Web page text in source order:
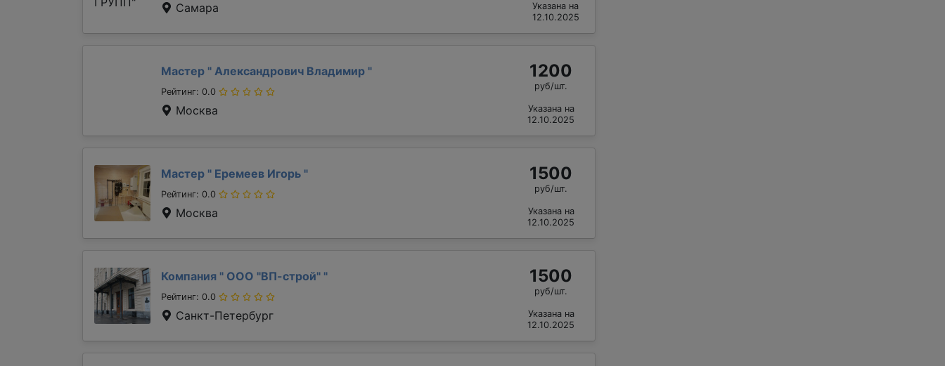
Самара
Указана на
12.10.2025
Мастер " Александрович Владимир "
Рейтинг: 0.0
Москва
1200
руб/шт.
Указана на
12.10.2025
Мастер " Еремеев Игорь "
Рейтинг: 0.0
Москва
1500
руб/шт.
Указана на
12.10.2025
Компания " ООО "ВП-строй" "
Рейтинг: 0.0
Санкт-Петербург
1500
руб/шт.
Указана на
12.10.2025